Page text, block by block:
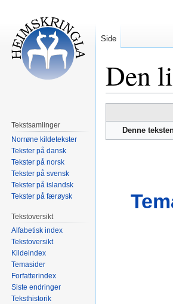
Den
til
navigering
til
Denne
Side
Tekstsamlinger
Norrøne kildetekster
Tekster på dansk
Tekster på norsk
Tekster på svensk
Tekster på islandsk
Tekster på færøysk
Tekstoversikt
Alfabetisk index
Tekstoversikt
Kildeindex
Temasider
Forfatterindex
Siste endringer
Teksthistorik